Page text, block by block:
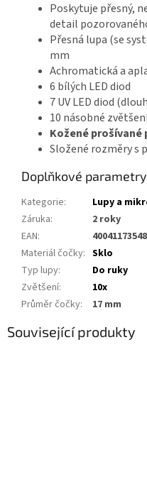
Poskytuje přesný,
detail
Přesná lupa (se
mm
Achromatická a
6 bílých LED diod
7 UV LED diod
10 násobné
Kožené prošívané
Složené rozměry s
Doplňkové parametry
Kategorie:
Lupy a
Záruka:
2 roky
EAN:
Materiál čočky: Sklo
Typ lupy:
Do ruky
Zvětšení:
10x
Průměr čočky: 17 mm
Související produkty